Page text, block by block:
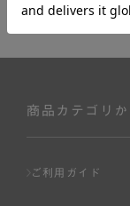
商品カテゴリ
ご利用ガイド